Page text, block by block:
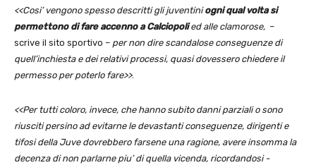
<<Cosi’ vengono spesso descritti gli juventiniogni qual volta si
permettono di fare accenno a Calciopolied alle clamorose, –
scrive il sito sportivo – per non dire scandalose conseguenze di
quell’inchiesta e dei relativi processi, quasi dovessero chiedere il
permesso per poterlo fare>>.
<<Per tutti coloro, invece, che hanno subito danni parziali o sono
riusciti persino ad evitarne le devastanti conseguenze, dirigenti e
tifosi della Juve dovrebbero farsene una ragione, avere insomma la
decenza di non parlarne piu’ di quella vicenda, ricordandosi -